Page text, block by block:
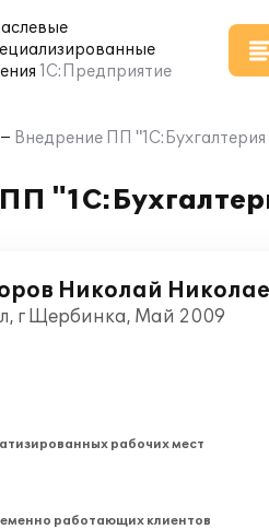
1С:Предприятие
Внедрение ПП
Николай
г Щербинка, Май 2009
рабочих мест
работающих клиентов